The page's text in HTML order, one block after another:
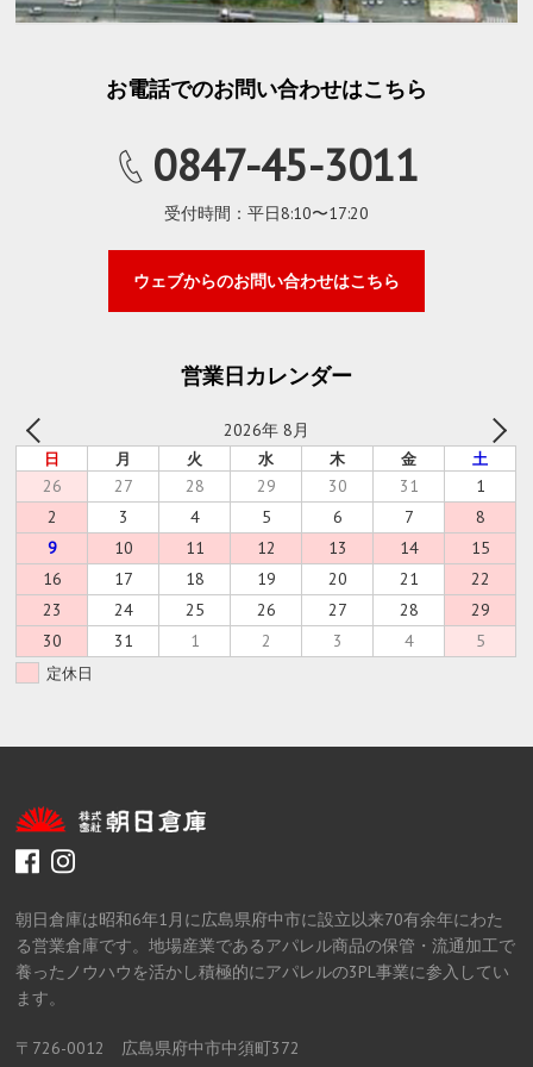
お電話でのお問い合わせはこちら
0847-45-3011
受付時間：平日8:10〜17:20
ウェブからのお問い合わせはこちら
営業日カレンダー
2026年 8月
日 月 火 水 木 金 土
26 27 28 29 30 31
1
2
3 4 5 6 7
8
9
10 11 12 13 14
15
16
17 18 19 20 21
22
23
24 25 26 27 28
29
30
31 1 2 3 4 5
定休日
facebook
朝日倉庫は昭和6年1月に広島県府中市に設立以来70有余年にわた
る営業倉庫です。地場産業であるアパレル商品の保管・流通加工で
養ったノウハウを活かし積極的にアパレルの3PL事業に参入してい
ます。
〒726-0012 広島県府中市中須町372